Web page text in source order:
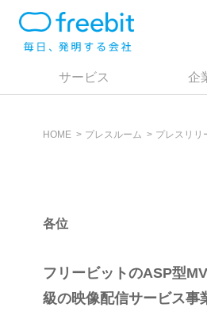
サービス 企
HOME プレスルーム プレスリリ
各位
フリービットのASP型
級の映像配信サービス